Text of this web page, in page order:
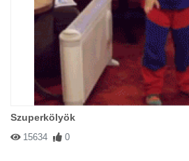
Szuperkölyök
15634 0